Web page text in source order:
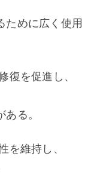
ために広く使用
復を促進し、
る。
を維持し、